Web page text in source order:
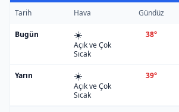
Tarih Hava Gündüz
Bugün ☀️
Açık ve Çok
Sıcak
38°
Yarın ☀️
Açık ve Çok
Sıcak
39°